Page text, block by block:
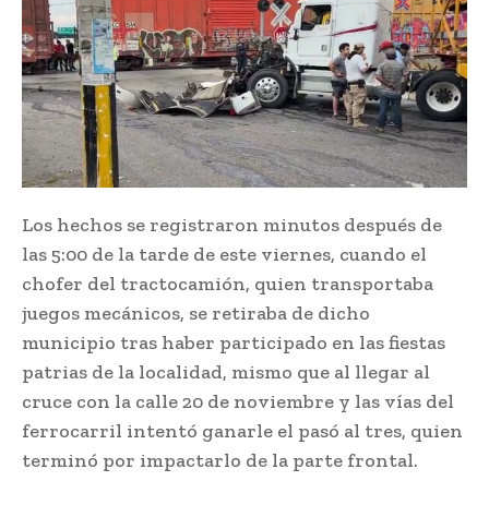
Los hechos se registraron minutos después de
las 5:00 de la tarde de este viernes, cuando el
chofer del tractocamión, quien transportaba
juegos mecánicos, se retiraba de dicho
municipio tras haber participado en las fiestas
patrias de la localidad, mismo que al llegar al
cruce con la calle 20 de noviembre y las vías del
ferrocarril intentó ganarle el pasó al tres, quien
terminó por impactarlo de la parte frontal.